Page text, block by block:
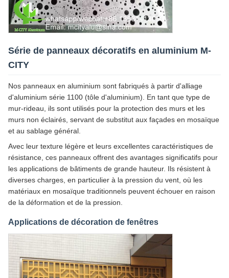
Série de panneaux décoratifs en aluminium M-
CITY
Nos panneaux en aluminium sont fabriqués à partir d'alliage
d'aluminium série 1100 (tôle d'aluminium). En tant que type de
mur-rideau, ils sont utilisés pour la protection des murs et les
murs non éclairés, servant de substitut aux façades en mosaïque
et au sablage général.
Avec leur texture légère et leurs excellentes caractéristiques de
résistance, ces panneaux offrent des avantages significatifs pour
les applications de bâtiments de grande hauteur. Ils résistent à
diverses charges, en particulier à la pression du vent, où les
matériaux en mosaïque traditionnels peuvent échouer en raison
de la déformation et de la pression.
Applications de décoration de fenêtres